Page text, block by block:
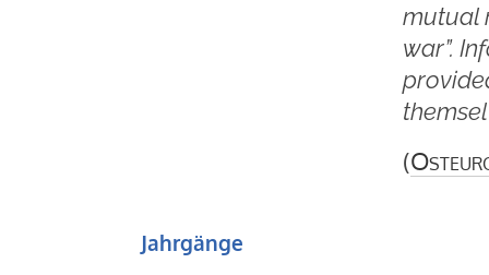
mutual
war”.
(
Jahrgänge